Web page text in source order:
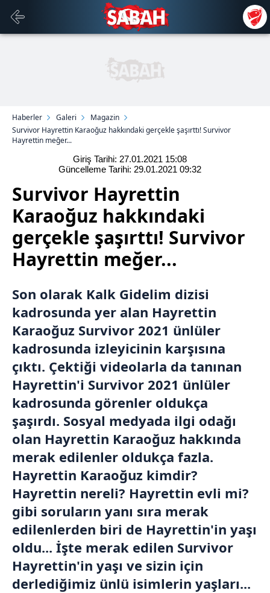
Haberler Galeri
Magazin
Survivor Hayrettin Karaoğuz hakkındaki gerçekle şaşırttı! Survivor
Hayrettin meğer...
Giriş Tarihi: 27.01.2021 15:08
Güncelleme Tarihi: 29.01.2021 09:32
Survivor Hayrettin
Karaoğuz hakkındaki
gerçekle şaşırttı! Survivor
Hayrettin meğer...
Son olarak Kalk Gidelim dizisi
kadrosunda yer alan Hayrettin
Karaoğuz Survivor 2021 ünlüler
kadrosunda izleyicinin karşısına
çıktı. Çektiği videolarla da tanınan
Hayrettin'i Survivor 2021 ünlüler
kadrosunda görenler oldukça
şaşırdı. Sosyal medyada ilgi odağı
olan Hayrettin Karaoğuz hakkında
merak edilenler oldukça fazla.
Hayrettin Karaoğuz kimdir?
Hayrettin nereli? Hayrettin evli mi?
gibi soruların yanı sıra merak
edilenlerden biri de Hayrettin'in yaşı
oldu... İşte merak edilen Survivor
Hayrettin'in yaşı ve sizin için
derlediğimiz ünlü isimlerin yaşları...